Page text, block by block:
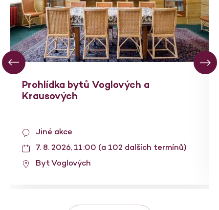
Prohlídka bytů Voglových a
Krausových
Jiné akce
7. 8. 2026, 11:00 (a 102 dalších termínů)
Byt Voglových